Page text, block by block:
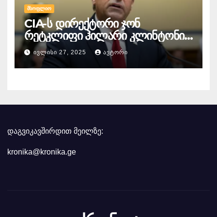
ᲛᲡᲝᲤᲚᲘᲝ
CIA-ს დირექტორი ჯონ
რეტკლიფი ჰილარი კლინტონის
წინააღმდეგ
სისხლისსამართლებრივ
დევნაზე საუბრობს
ᲘᲕᲚᲘᲡᲘ 27, 2025 ᲐᲕᲢᲝᲠᲘ
დაგვიკავშირდით მეილზე:
kronika@kronika.ge